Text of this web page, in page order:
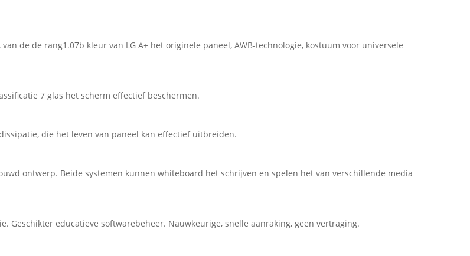
de de rang1.07b kleur van LG A+ het originele paneel, AWB-technologie, kostuum voor universele
7 glas het scherm effectief beschermen.
die het leven van paneel kan effectief uitbreiden.
ontwerp. Beide systemen kunnen whiteboard het schrijven en spelen het van verschillende media
Geschikter educatieve softwarebeheer. Nauwkeurige, snelle aanraking, geen vertraging.